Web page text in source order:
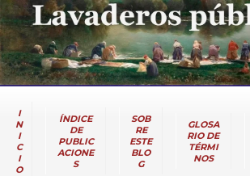
I
N
I
C
I
O
ÍNDICE
DE
PUBLIC
ACIONE
S
SOB
RE
ESTE
BLO
G
GLOSA
RIO DE
TÉRMI
NOS